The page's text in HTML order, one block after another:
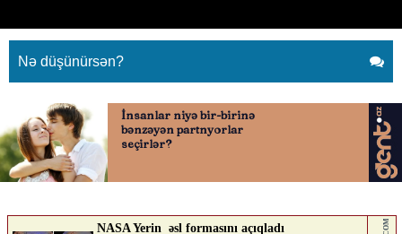
Nə düşünürsən?